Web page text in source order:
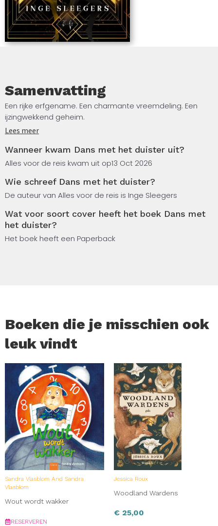
Samenvatting
Een rijke erfgename. Een charmante vreemdeling. Een
ijzingwekkend geheim.
geniet Lucy met volle teugen van de naoorlogse periode.
Op het nieuwjaarsfeest van haar vader ontmoet ze de
Ze wisselen een tijd passionele brieven uit. Wanneer hij
Aangekomen op de Fortuna, is niets wat het lijkt.
Zowel Henry als zijn nicht Elizabeth gedragen zich
Lees meer
Wanneer kwam Dans met het duister uit?
Alles voor de reis kwam uit op13 Oct 2026
Wie schreef Dans met het duister?
De auteur van Alles voor de reis is Inge Sleegers
Wat voor soort cover heeft het boek Dans met
het duister?
Het boek heeft een Paperback
Boeken die je misschien ook
leuk vindt
Sandra Vlasblom And Sandra
Vlasblom
Wout wordt wakker
RESERVEREN
Jessica Roux
Woodland Wardens
€ 25,00